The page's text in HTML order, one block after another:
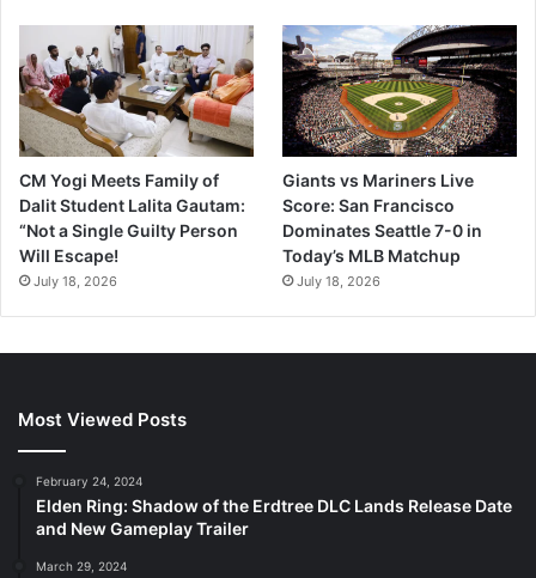
CM Yogi Meets Family of
Dalit Student Lalita Gautam:
“Not a Single Guilty Person
Will Escape!
July 18, 2026
Giants vs Mariners Live
Score: San Francisco
Dominates Seattle 7-0 in
Today’s MLB Matchup
July 18, 2026
Most Viewed Posts
February 24, 2024
Elden Ring: Shadow of the Erdtree DLC Lands Release Date
and New Gameplay Trailer
March 29, 2024